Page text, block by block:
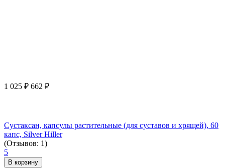
1 025 ₽ 662 ₽
Сустаксан, капсулы растительные (для суставов и хрящей), 60
капс, Silver Hiller
(Отзывов: 1)
5
В корзину